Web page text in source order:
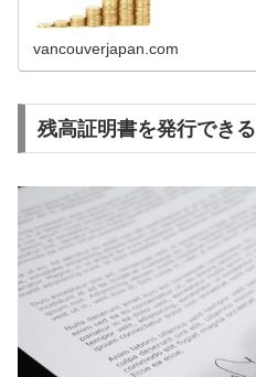
vancouverjapan.com
残高証明書を発行できる